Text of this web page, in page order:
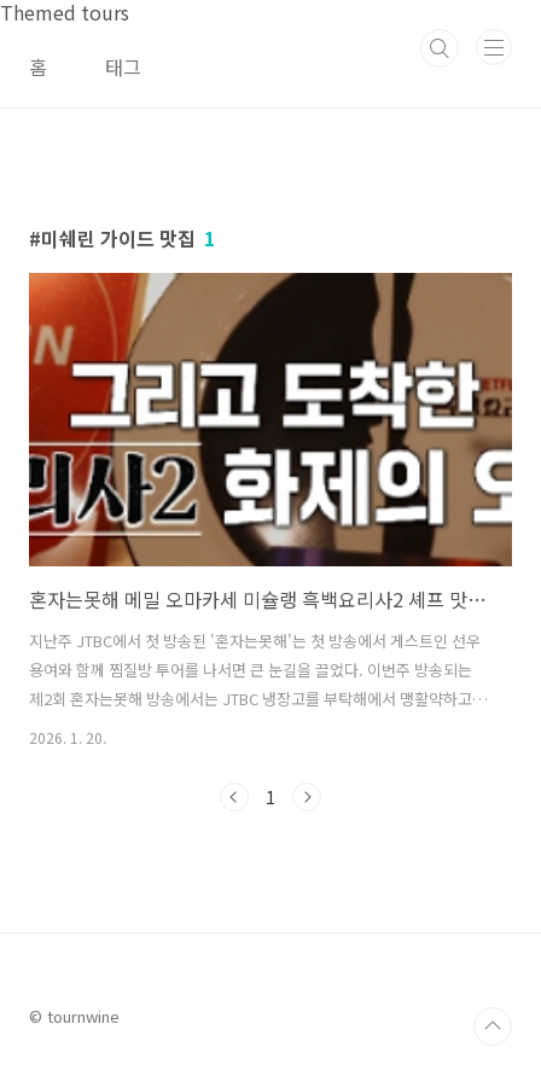
본문 바로가기
Themed tours
홈
태그
미쉐린 가이드 맛집 1
혼자는못해 메밀 오마카세 미슐랭 흑백요리사2 셰프 맛집 위치 및 방문팁
지난주 JTBC에서 첫 방송된 '혼자는못해'는 첫 방송에서 게스트인 선우
용여와 함께 찜질방 투어를 나서면 큰 눈길을 끌었다. 이번주 방송되는
제2회 혼자는못해 방송에서는 JTBC 냉장고를 부탁해에서 맹활약하고
있는 김풍 작가와 윤남노 셰프가 초청되어 진행자인 전현무, 추성훈, 이
었다. 이번 혼자는못해 오마카세 투어의 하이라이트는 미슐랭 선정된 메
2026. 1. 20.
1
© tournwine